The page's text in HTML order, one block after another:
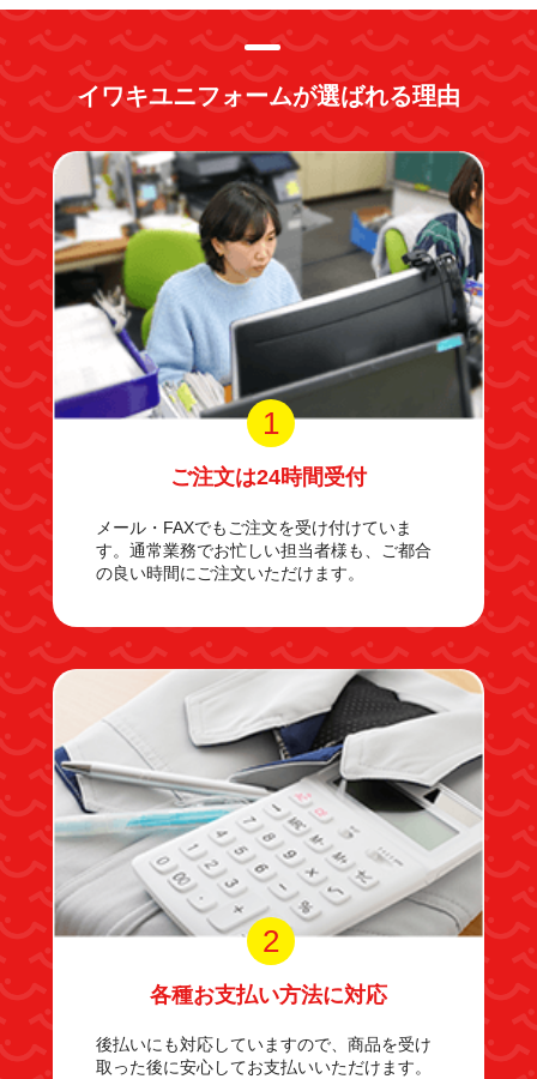
イワキユニフォームが選ばれる理由
1
ご注文は24時間受付
メール・FAXでもご注文を受け付けていま
す。通常業務でお忙しい担当者様も、ご都合
の良い時間にご注文いただけます。
2
各種お支払い方法に対応
後払いにも対応していますので、商品を受け
取った後に安心してお支払いいただけます。